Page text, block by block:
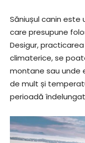
Săniușul canin
care presupune
Desigur,
climaterice, se
montane sau unde
de mult și
perioadă